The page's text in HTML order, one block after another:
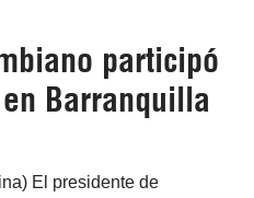
participó
Barranquilla
El presidente de